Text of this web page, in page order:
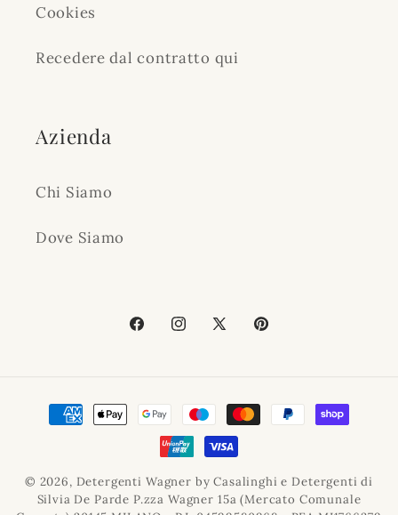
Cookies
Recedere dal contratto qui
Azienda
Chi Siamo
Dove Siamo
FacebookInstagram
X
Pinterest
Metodi
di
© 2026, Detergenti Wagner by Casalinghi e Detergenti di
Silvia De Parde P.zza Wagner 15a (Mercato Comunale